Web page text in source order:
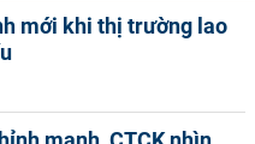
mới khi thị trường lao